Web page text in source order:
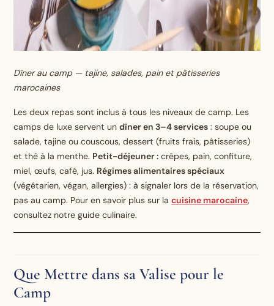
Dîner au camp — tajine, salades, pain et pâtisseries
marocaines
Les deux repas sont inclus à tous les niveaux de camp. Les
camps de luxe servent undîner en 3–4 services : soupe ou
salade, tajine ou couscous, dessert (fruits frais, pâtisseries)
et thé à la menthe. Petit-déjeuner : crêpes, pain, confiture,
miel, œufs, café, jus. Régimes alimentaires spéciaux
(végétarien, végan, allergies) : à signaler lors de la réservation,
pas au camp. Pour en savoir plus sur lacuisine marocaine,
consultez notre guide culinaire.
Que Mettre dans sa Valise pour le
Camp